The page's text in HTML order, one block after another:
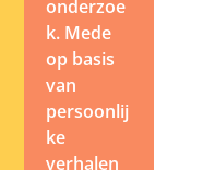
onderzoe
k. Mede
op basis
van
persoonlij
ke
verhalen